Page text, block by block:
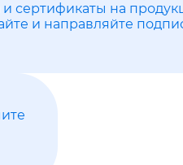
и сертификаты на
и направляйте